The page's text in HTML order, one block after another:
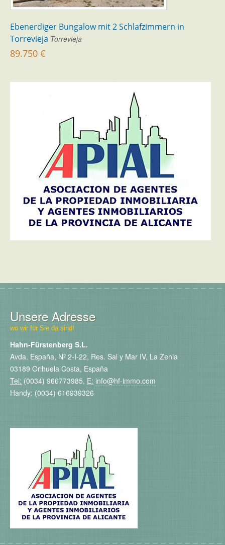
Ebenerdiger Bungalow mit 2 Schlafzimmern in
Torrevieja Torrevieja
89.750 €
Unsere Adresse
wo wir für Sie da sind!
Hahn-Fürstenberg S.L.
Avda. España, Nº 2-I-22, Res. Sal y Mar IV, La Zenia
03189 Orihuela Costa, España
Tel: (0034) 966773985, E: info@hf-immo.com
Handy: (0034) 616939326